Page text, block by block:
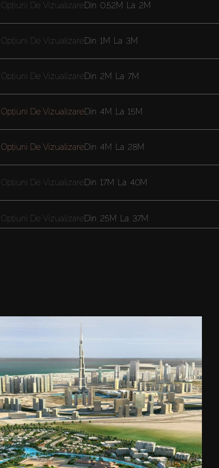
Opțiuni De Vizualizare
Opțiuni De Vizualizare
Opțiuni De Vizualizare
Opțiuni De Vizualizare
Opțiuni De Vizualizare
Opțiuni De Vizualizare
Opțiuni De Vizualizare
Din 0.52M La 2M
Din 1M La 3M
Din 2M La 7M
Din 4M La 15M
Din 4M La 28M
Din 17M La 40M
Din 25M La 37M